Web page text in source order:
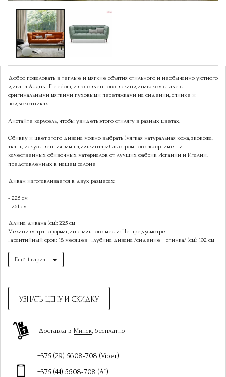
Добро пожаловать в теплые и мягкие объятия стильного и необычайно уютного
дивана August Freedom, изготовленного в скандинавском стиле с
оригинальными мягкими пуховыми перетяжками на сидении, спинке и
подлокотниках.
Листайте карусель, чтобы увидеть этого стилягу в разных цветах.
Обивку и цвет этого дивана можно выбрать (мягкая натуральная кожа, экокожа,
ткань, искусственная замша, алькантара) из огромного ассортимента
качественных обивочных материалов от лучших фабрик Испании и Италии,
представленных в нашем салоне
Диван изготавливается в двух размерах:
- 225 см
- 261 см
Длина дивана (см): 225 см
Механизм трансформации спального места: Не предусмотрен
Гарантийный срок: 18 месяцев
Глубина дивана /сидение + спинка/ (см): 102 см
Ещё 1 вариант
УЗНАТЬ ЦЕНУ И СКИДКУ
Доставка в Минск , бесплатно
+375 (29) 5608-708 (Viber)
+375 (44) 5608-708 (A1)